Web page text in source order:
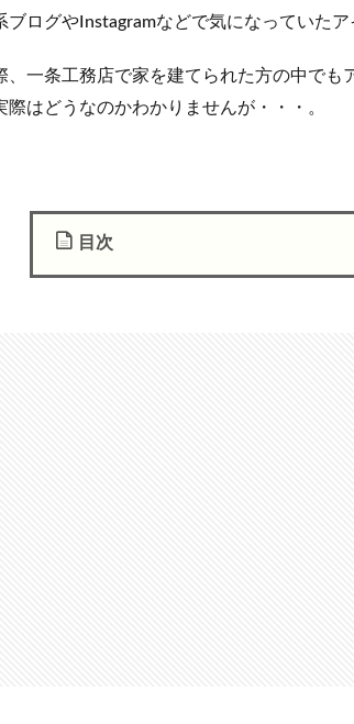
ブログやInstagramなどで気になっていたア
、一条工務店で家を建てられた方の中でも
はどうなのかわかりませんが・・・。
目次